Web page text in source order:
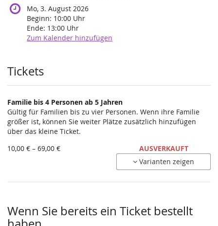
Mo, 3. August 2026
Beginn: 10:00 Uhr
Ende: 13:00 Uhr
Zum Kalender hinzufügen
Produkte
Tickets
Familie bis 4 Personen ab 5 Jahren
Gültig für Familien bis zu vier Personen. Wenn ihre Familie
größer ist, können Sie weiter Plätze zusätzlich hinzufügen
über das kleine Ticket.
von
10,00 € – 69,00 €
AUSVERKAUFT
Varianten zeigen
Wenn Sie bereits ein Ticket bestellt